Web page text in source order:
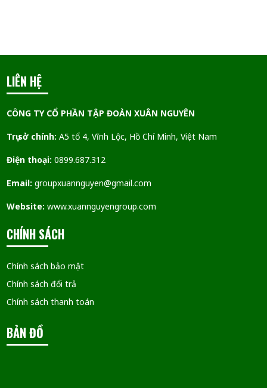
LIÊN HỆ
CÔNG TY CỔ PHẦN TẬP ĐOÀN XUÂN NGUYÊN
Trụ sở chính: A5 tổ 4, Vĩnh Lộc, Hồ Chí Minh, Việt Nam
Điện thoại: 0899.687.312
Email: groupxuannguyen@gmail.com
Website: www.xuannguyengroup.com
CHÍNH SÁCH
Chính sách bảo mật
Chính sách đổi trả
Chính sách thanh toán
BẢN ĐỒ